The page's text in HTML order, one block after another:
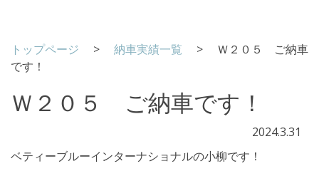
トップページ > 納車実績一覧
> Ｗ２０５ ご納車
です！
Ｗ２０５ ご納車です！
2024.3.31
ベティーブルーインターナショナルの小柳です！